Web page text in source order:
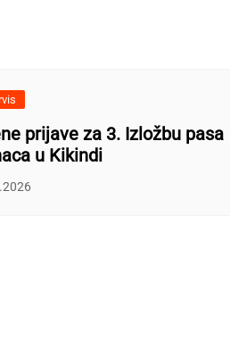
prijave za 3. Izložbu pasa
u Kikindi